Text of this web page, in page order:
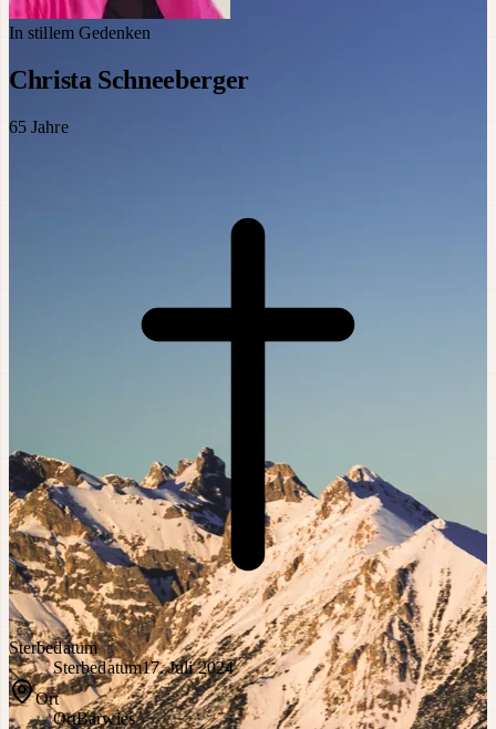
In stillem Gedenken
Christa Schneeberger
65 Jahre
Sterbedatum
Sterbedatum17. Juli 2024
Ort
OrtBarwies